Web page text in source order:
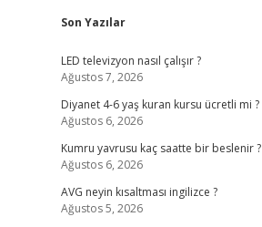
Sidebar
Son Yazılar
LED televizyon nasıl çalışır ?
Ağustos 7, 2026
Diyanet 4-6 yaş kuran kursu ücretli mi ?
Ağustos 6, 2026
Kumru yavrusu kaç saatte bir beslenir ?
Ağustos 6, 2026
AVG neyin kısaltması ingilizce ?
Ağustos 5, 2026
ilbet yeni giriş